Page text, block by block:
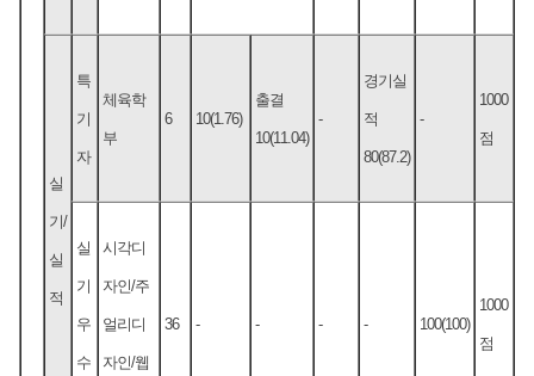
실
기/
실
적
특
기
자
체육학
부
6 10(1.76)
출결
10(11.04)
-
경기실
적
80(87.2)
-
1000
점
실
기
우
수
시각디
자인/주
얼리디
자인/웹
36 - - - - 100(100)
1000
점